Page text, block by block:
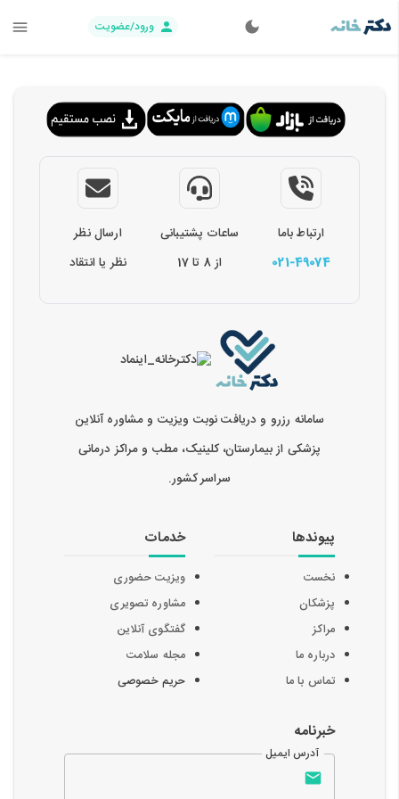
ورود/عضویت
ارتباط باما
021-49074
ساعات پشتیبانی
از 8 تا 17
ارسال نظر
نظر یا انتقاد
سامانه رزرو و دریافت نوبت ویزیت و مشاوره آنلاین
پزشکی از بیمارستان، کلینیک، مطب و مراکز درمانی
سراسر کشور.
پیوندها
نخست
پزشکان
مراکز
درباره ما
تماس با ما
خدمات
ویزیت حضوری
مشاوره تصویری
گفتگوی آنلاین
مجله سلامت
حریم خصوصی
خبرنامه
آدرس ایمیل